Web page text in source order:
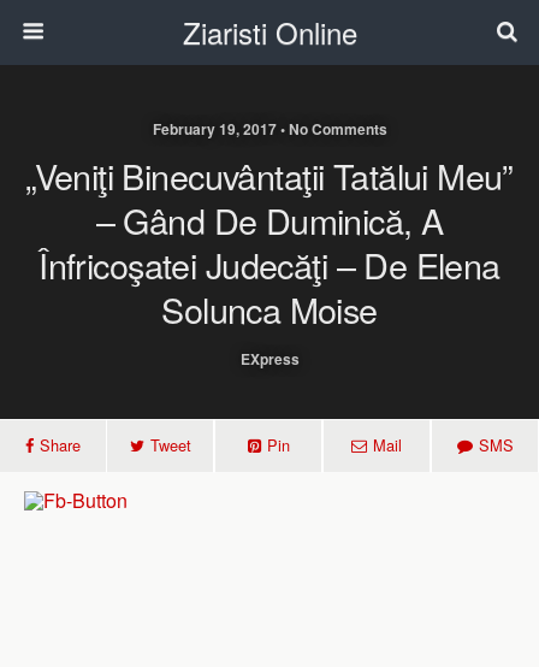
Ziaristi Online
February 19, 2017 • No Comments
„Veniţi Binecuvântaţii Tatălui Meu”
– Gând De Duminică, A
Înfricoşatei Judecăţi – De Elena
Solunca Moise
EXpress
Share Tweet Pin Mail SMS